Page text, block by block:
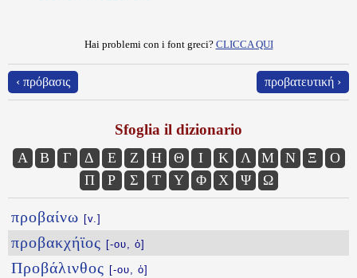
Hai problemi con i font greci? CLICCA QUI
‹ πρόβασις προβατευτική ›
Sfoglia il dizionario
Α Β Γ Δ Ε Ζ Η Θ Ι Κ Λ Μ Ν Ξ
Ο
Π
Ρ Σ Τ Υ Φ Χ Ψ Ω
προβαίνω [v.]
προβακχήϊος [-ου, ὁ]
Προβάλινθος [-ου, ὁ]